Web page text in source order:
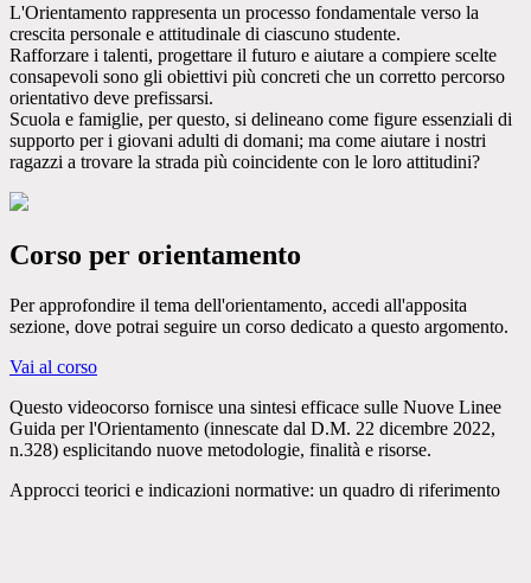
L'Orientamento rappresenta un processo fondamentale verso la
crescita personale e attitudinale di ciascuno studente.
Rafforzare i talenti, progettare il futuro e aiutare a compiere scelte
consapevoli sono gli obiettivi più concreti che un corretto percorso
orientativo deve prefissarsi.
Scuola e famiglie, per questo, si delineano come figure essenziali di
supporto per i giovani adulti di domani; ma come aiutare i nostri
ragazzi a trovare la strada più coincidente con le loro attitudini?
Corso per orientamento
Per approfondire il tema dell'orientamento, accedi all'apposita
sezione, dove potrai seguire un corso dedicato a questo argomento.
Vai al corso
Questo videocorso fornisce una sintesi efficace sulle Nuove Linee
Guida per l'Orientamento (innescate dal D.M. 22 dicembre 2022,
n.328) esplicitando nuove metodologie, finalità e risorse.
Approcci teorici e indicazioni normative: un quadro di riferimento